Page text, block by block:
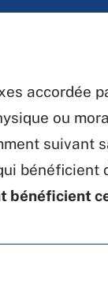
accordée
ou
suivant
bénéficient
bénéficient